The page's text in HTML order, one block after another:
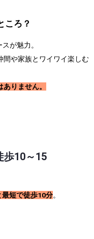
ころ？
が魅力。
間や家族とワイワイ楽しむ
りません。
歩10～15
短で徒歩10分。